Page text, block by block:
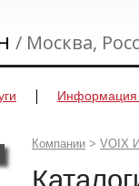
/ Москва,
Информация
Компании > VOIX